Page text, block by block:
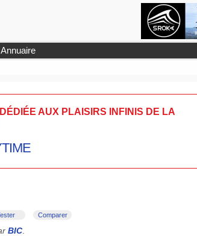
Annuaire
AUX PLAISIRS INFINIS DE LA
Comparer
BIC.